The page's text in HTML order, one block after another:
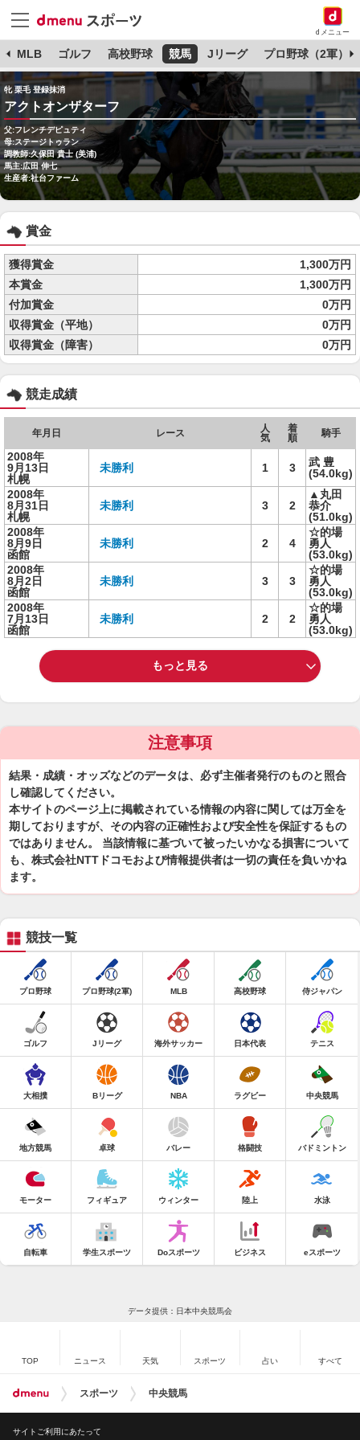
dメニュー
MLB ゴルフ 高校野球 競馬 Jリーグ プロ野球（2軍）
牝 栗毛 登録抹消
アクトオンザターフ
父:フレンチデピュティ
母:ステージトゥラン
調教師:久保田 貴士 (美浦)
馬主:広田 伸七
生産者:社台ファーム
賞金
獲得賞金
1,300万円
本賞金
1,300万円
付加賞金
0万円
収得賞金（平地）
0万円
収得賞金（障害）
0万円
競走成績
年月日 レース
人
気
着
順
騎手
2008年
9月13日
札幌
未勝利 1 3
武 豊
(54.0kg)
2008年
8月31日
札幌
未勝利 3 2
▲丸田
恭介
(51.0kg)
2008年
8月9日
函館
未勝利 2 4
☆的場
勇人
(53.0kg)
2008年
8月2日
函館
未勝利 3 3
☆的場
勇人
(53.0kg)
2008年
7月13日
函館
未勝利 2 2
☆的場
勇人
(53.0kg)
もっと見る
注意事項
結果・成績・オッズなどのデータは、必ず主催者発行のものと照合
し確認してください。
本サイトのページ上に掲載されている情報の内容に関しては万全を
期しておりますが、その内容の正確性および安全性を保証するもの
ではありません。 当該情報に基づいて被ったいかなる損害について
も、株式会社NTTドコモおよび情報提供者は一切の責任を負いかね
ます。
競技一覧
プロ野球 プロ野球(2軍) MLB 高校野球 侍ジャパン
ゴルフ Jリーグ 海外サッカー 日本代表 テニス
大相撲 Bリーグ NBA ラグビー 中央競馬
地方競馬 卓球 バレー 格闘技 バドミントン
モーター フィギュア ウィンター 陸上 水泳
自転車 学生スポーツ Doスポーツ ビジネス eスポーツ
データ提供：日本中央競馬会
TOP ニュース 天気 スポーツ 占い すべて
スポーツ 中央競馬
サイトご利用にあたって